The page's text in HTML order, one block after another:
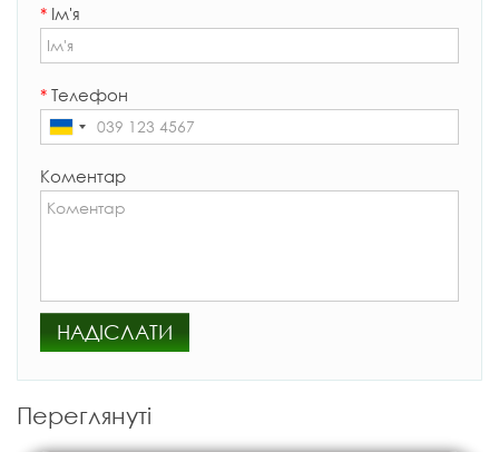
* Ім'я
* Телефон
Коментар
НАДІСЛАТИ
Переглянуті